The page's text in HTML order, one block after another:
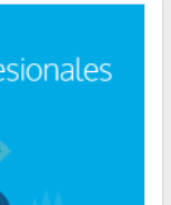
realizar visita en